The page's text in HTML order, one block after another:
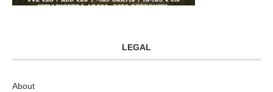
LEGAL
About